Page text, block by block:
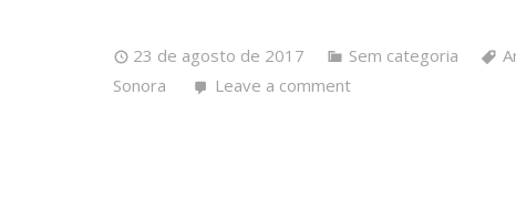
23 de agosto de 2017 Sem categoria
Sonora
Leave a comment